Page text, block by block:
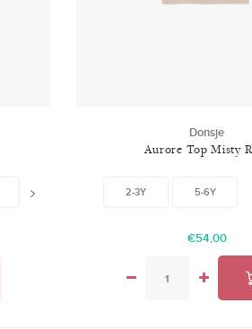
7-8 Y
Donsje
Aurore Top Misty
2-3Y 5-6Y
€54,00